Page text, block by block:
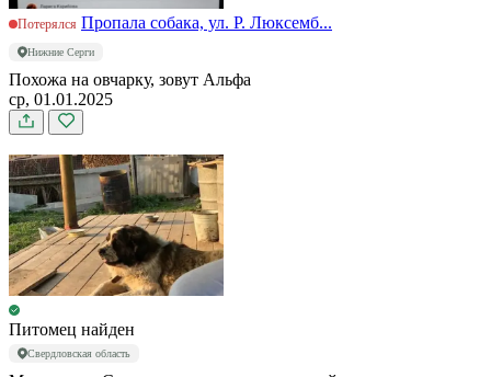
Потерялся Пропала собака, ул. Р. Люксемб...
Нижние Серги
Похожа на овчарку, зовут Альфа
ср, 01.01.2025
Питомец найден
Свердловская область